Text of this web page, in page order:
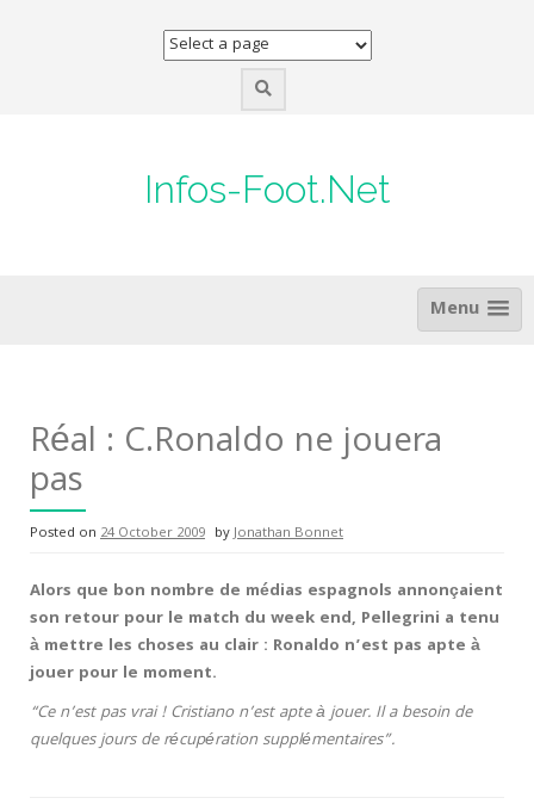
Infos-Foot.Net
Menu
Réal : C.Ronaldo ne jouera
pas
Posted on 24 October 2009 byJonathan Bonnet
Alors que bon nombre de médias espagnols annonçaient
son retour pour le match du week end, Pellegrini a tenu
à mettre les choses au clair : Ronaldo n’est pas apte à
jouer pour le moment.
“Ce n’est pas vrai ! Cristiano n’est apte à jouer. Il a besoin de
quelques jours de récupération supplémentaires”.